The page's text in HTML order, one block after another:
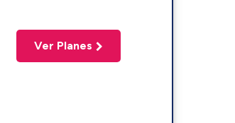
Ver Planes